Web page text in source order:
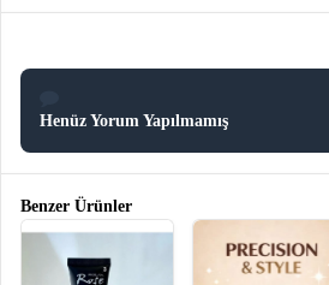
İç
keyboard_arrow_down
Henüz Yorum Yapılmamış
Benzer Ürünler